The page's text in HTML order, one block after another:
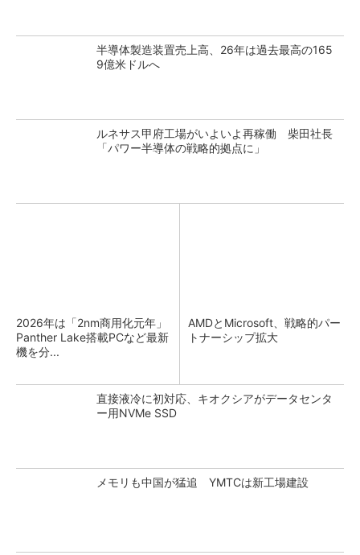
半導体製造装置売上高、26年は過去最高の165
9億米ドルへ
ルネサス甲府工場がいよいよ再稼働 柴田社長
「パワー半導体の戦略的拠点に」
2026年は「2nm商用化元年」
Panther Lake搭載PCなど最新
機を分...
AMDとMicrosoft、戦略的パー
トナーシップ拡大
直接液冷に初対応、キオクシアがデータセンタ
ー用NVMe SSD
メモリも中国が猛追 YMTCは新工場建設